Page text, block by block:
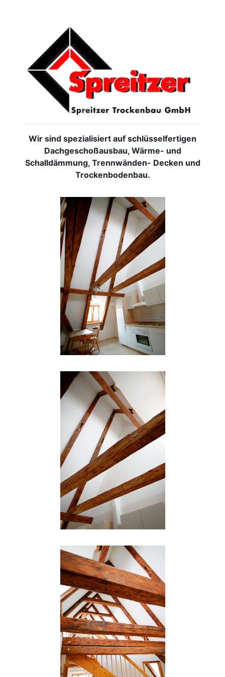
Wir sind spezialisiert auf schlüsselfertigen
Dachgeschoßausbau, Wärme- und
Schalldämmung, Trennwänden- Decken und
Trockenbodenbau.